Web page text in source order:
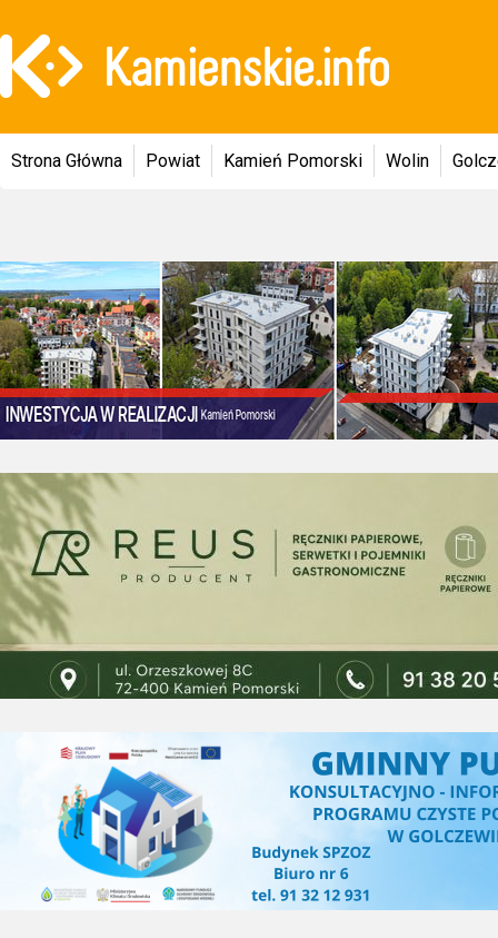
Strona Główna Powiat Kamień Pomorski Wolin